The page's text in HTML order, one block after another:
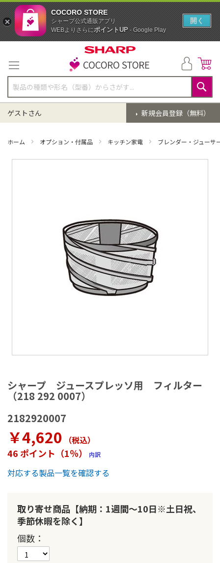
テ
ン
ツ
に
ス
キ
ッ
検
索
新規会員登録（無料）
ゲストさん
ホーム オプション・付属品 キッチン家電 ブレンダー・ジューサ
シャープ ジュースプレッソ用 フィルター
（218 292 0007）
2182920007
￥4,620 （税込）
46 ポイント（1％） 内訳
対応する製品一覧を確認する
取り寄せ商品【納期：1週間～10日※土日祝、
季節休暇を除く】
個数
メ
ー
ジ
ャ
リ
ー
の
最
初
動
す
る
COCORO STORE
シャープ公式通販アプリ
WEBよりさらにポイントUP- Google Play
開く